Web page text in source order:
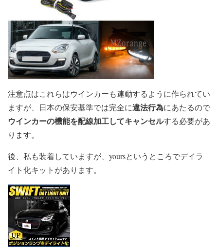
注意点はこれらはウインカーも連動するように作られてい
ますが、日本の保安基準では完全に違法行為にあたるので
ウインカーの機能を配線加工してキャンセルする必要があ
ります。
後、私も装着していますが、yoursというところでデイラ
イト化キットがあります。